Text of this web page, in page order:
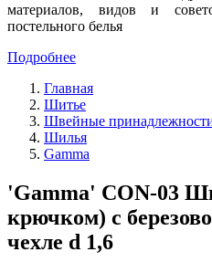
материалов, видов и
постельного белья
Подробнее
Главная
Шитье
Швейные
Шилья
Gamma
'Gamma' CON-03
крючком) с
чехле d 1,6